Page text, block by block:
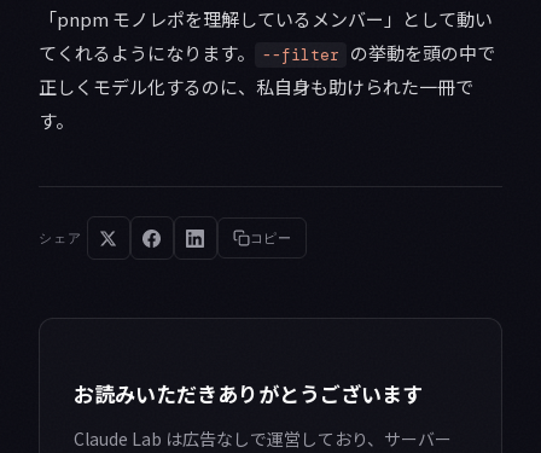
「pnpm モノレポを理解しているメンバー」として動い
てくれるようになります。
--filter
の挙動を頭の中で
正しくモデル化するのに、私自身も助けられた一冊で
す。
シェア コピー
お読みいただきありがとうございます
Claude Lab は広告なしで運営しており、サーバー